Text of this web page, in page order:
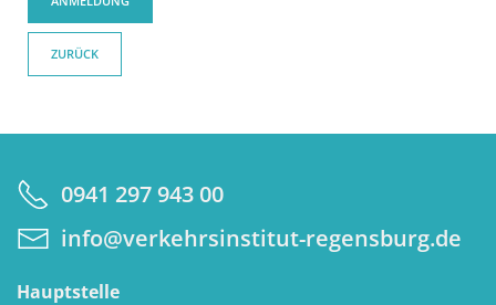
ZURÜCK
0941 297 943 00
info@verkehrsinstitut-regensburg.de
Hauptstelle